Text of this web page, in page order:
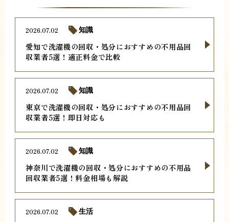
愛知で洗濯機の回収・処分におすすめの不用品回
収業者5選！適正料金で比較
2026.07.02 知識
東京で洗濯機の回収・処分におすすめの不用品回
収業者5選！即日対応も
2026.07.02 知識
神奈川で洗濯機の回収・処分におすすめの不用品
回収業者5選！料金相場も解説
2026.07.02 知識
2026.07.02 生活